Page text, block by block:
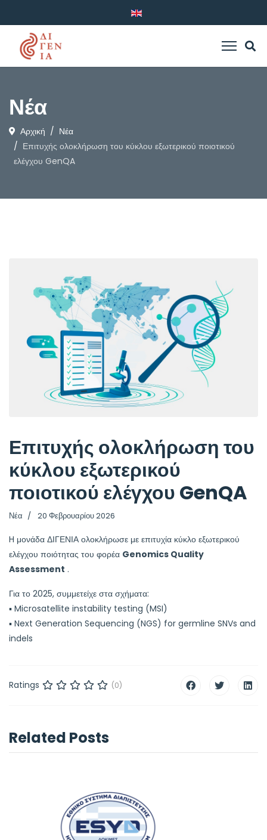
Νέα
Αρχική
Νέα
Επιτυχής ολοκλήρωση του κύκλου εξωτερικού ποιοτικού
ελέγχου GenQA
Επιτυχής ολοκλήρωση του
κύκλου εξωτερικού
ποιοτικού ελέγχου GenQA
Νέα 20 Φεβρουαρίου 2026
H μονάδα ΔΙΓΕΝΙΑ ολοκλήρωσε με επιτυχία κύκλο εξωτερικού
ελέγχου ποιότητας του φορέα Genomics Quality
Assessment .
Για το 2025, συμμετείχε στα σχήματα:
▪️ Microsatellite instability testing (MSI)
▪️ Next Generation Sequencing (NGS) for germline SNVs and
indels
Ratings (0)
Related Posts